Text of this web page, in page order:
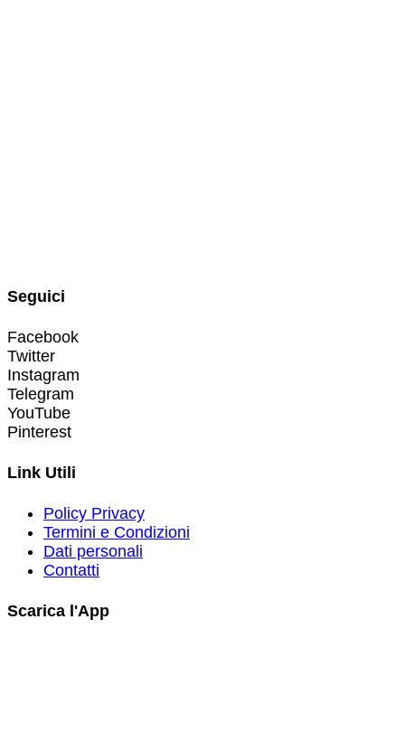
Seguici
Facebook
Twitter
Instagram
Telegram
YouTube
Pinterest
Link Utili
Policy Privacy
Termini e Condizioni
Dati personali
Contatti
Scarica l'App